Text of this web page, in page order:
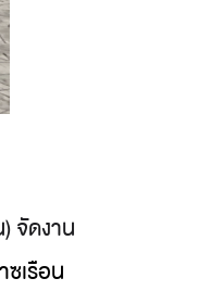
จัดงาน
เรือน